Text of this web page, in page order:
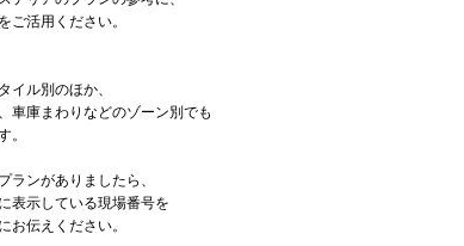
をご活用ください。
イル別のほか、
車庫まわりなどのゾーン別でも
。
ランがありましたら、
表示している現場番号を
お伝えください。